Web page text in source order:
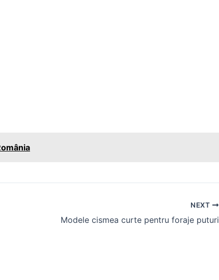
NEXT
Modele cismea curte pentru foraje puturi